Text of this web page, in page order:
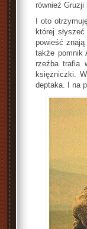
również Gruzji i
I oto
której
powieść
także pomnik
rzeźba trafia
księżniczki.
deptaka. I na